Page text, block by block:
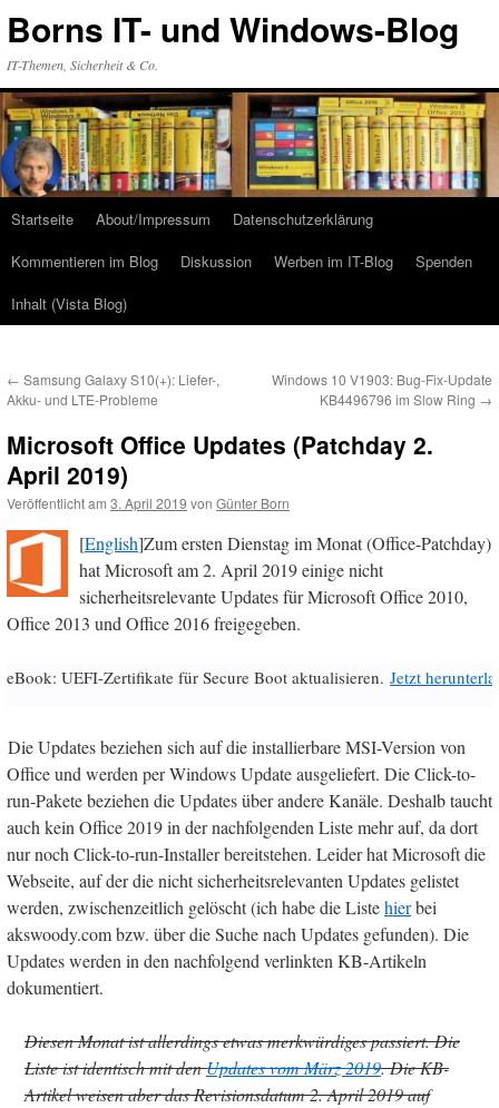
Inhalt
Borns IT- und Windows-Blog
IT-Themen, Sicherheit & Co.
Startseite About/Impressum
Datenschutzerklärung
Kommentieren im Blog
Diskussion Werben im IT-Blog
Spenden
Inhalt (Vista Blog)
← Samsung Galaxy S10(+): Liefer-,
Akku- und LTE-Probleme
Windows 10 V1903: Bug-Fix-Update
KB4496796 im Slow Ring →
Microsoft Office Updates (Patchday 2.
April 2019)
Veröffentlicht am 3. April 2019 von Günter Born
[English]Zum ersten Dienstag im Monat (Office-Patchday)
hat Microsoft am 2. April 2019 einige nicht
sicherheitsrelevante Updates für Microsoft Office 2010,
Office 2013 und Office 2016 freigegeben.
eBook: UEFI-Zertifikate für Secure Boot aktualisieren. Jetzt
Die Updates beziehen sich auf die installierbare MSI-Version von
Office und werden per Windows Update ausgeliefert. Die Click-to-
run-Pakete beziehen die Updates über andere Kanäle. Deshalb taucht
auch kein Office 2019 in der nachfolgenden Liste mehr auf, da dort
nur noch Click-to-run-Installer bereitstehen. Leider hat Microsoft die
Webseite, auf der die nicht sicherheitsrelevanten Updates gelistet
werden, zwischenzeitlich gelöscht (ich habe die Listehierbei
akswoody.com bzw. über die Suche nach Updates gefunden). Die
Updates werden in den nachfolgend verlinkten KB-Artikeln
dokumentiert.
Diesen Monat ist allerdings etwas merkwürdiges passiert. Die
Liste ist identisch mit denUpdates vom März 2019. Die KB-
Artikel weisen aber das Revisionsdatum 2. April 2019 auf